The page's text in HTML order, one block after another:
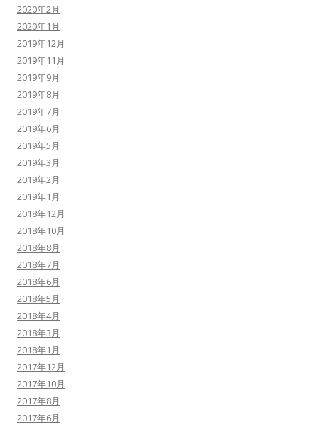
2020年2月
2020年1月
2019年12月
2019年11月
2019年9月
2019年8月
2019年7月
2019年6月
2019年5月
2019年3月
2019年2月
2019年1月
2018年12月
2018年10月
2018年8月
2018年7月
2018年6月
2018年5月
2018年4月
2018年3月
2018年1月
2017年12月
2017年10月
2017年8月
2017年6月